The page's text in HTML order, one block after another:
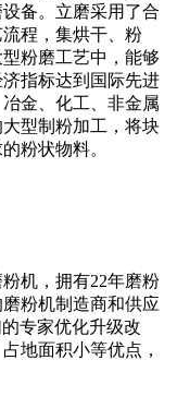
备。立磨采用了合
程，集烘干、粉
粉磨工艺中，能够
指标达到国际先进
金、化工、非金属
型制粉加工，将块
粉状物料。
机，拥有22年磨粉
粉机制造商和供应
专家优化升级改
地面积小等优点，